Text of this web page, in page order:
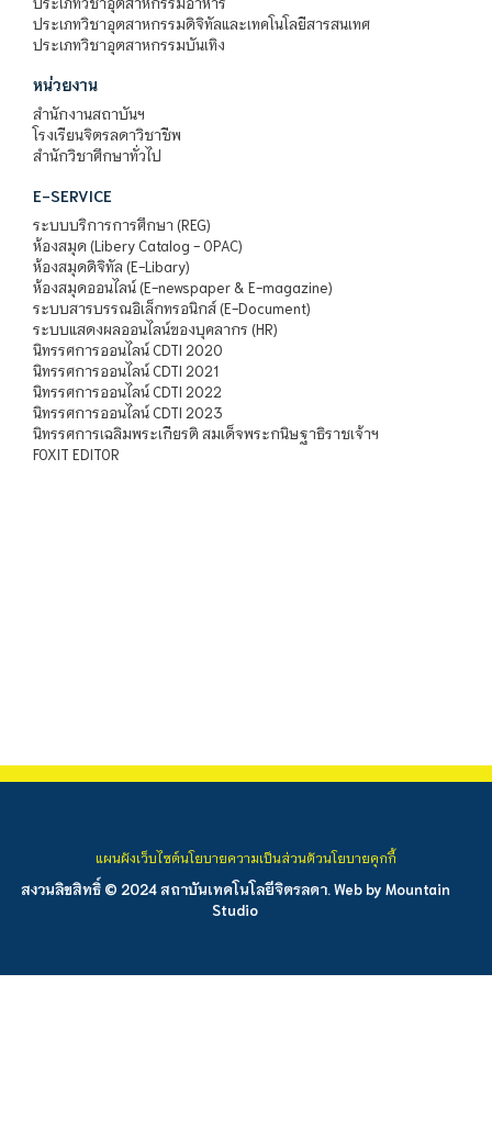
ประเภทวิชาอุตสาหกรรมดิจิทัลและเทคโนโลยีสารสนเทศ
ประเภทวิชาอุตสาหกรรมบันเทิง
หน่วยงาน
สำนักงานสถาบันฯ
โรงเรียนจิตรลดาวิชาชีพ
สำนักวิชาศึกษาทั่วไป
E-SERVICE
ระบบบริการการศึกษา (REG)
ห้องสมุด (Libery Catalog - OPAC)
ห้องสมุดดิจิทัล (E-Libary)
ห้องสมุดออนไลน์ (E-newspaper & E-magazine)
ระบบสารบรรณอิเล็กทรอนิกส์ (E-Document)
ระบบแสดงผลออนไลน์ของบุคลากร (HR)
นิทรรศการออนไลน์ CDTI 2020
นิทรรศการออนไลน์ CDTI 2021
นิทรรศการออนไลน์ CDTI 2022
นิทรรศการออนไลน์ CDTI 2023
นิทรรศการเฉลิมพระเกียรติ สมเด็จพระกนิษฐาธิราชเจ้าฯ
FOXIT EDITOR
สงวนลิขสิทธิ์ © 2024 สถาบันเทคโนโลยีจิตรลดา. Web by Mountain
Studio
แผนผังเว็บไซต์นโยบายความเป็นส่วนตัวนโยบายคุกกี้